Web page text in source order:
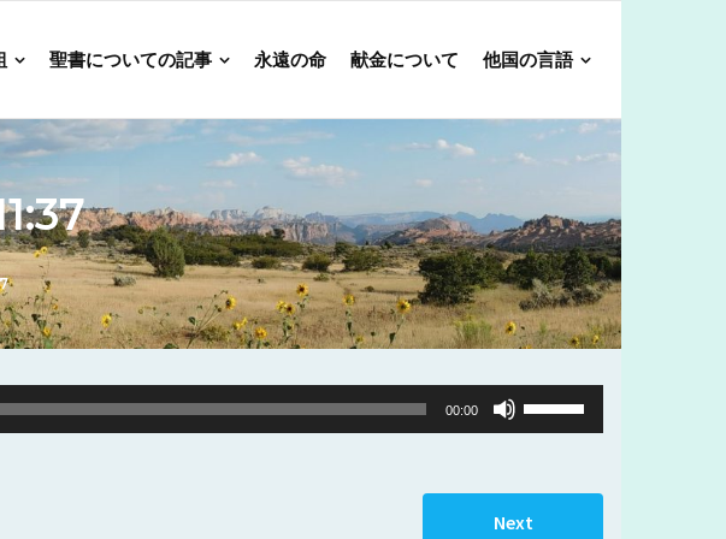
聖書についての記事 永遠の命 献金について 他国の言語
00:00
Use
Up/Down
to
Next